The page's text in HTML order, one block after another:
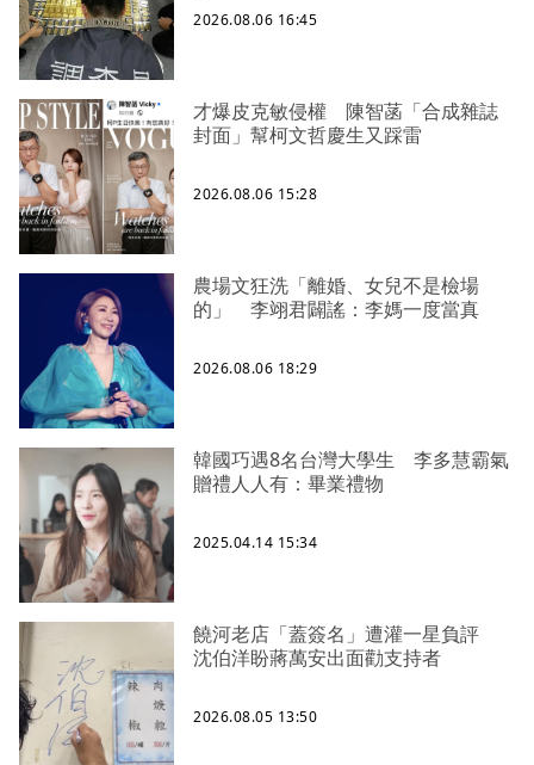
2026.08.06 16:45
才爆皮克敏侵權 陳智菡「合成雜誌
封面」幫柯文哲慶生又踩雷
2026.08.06 15:28
農場文狂洗「離婚、女兒不是檢場
的」 李翊君闢謠：李媽一度當真
2026.08.06 18:29
韓國巧遇8名台灣大學生 李多慧霸氣
贈禮人人有：畢業禮物
2025.04.14 15:34
饒河老店「蓋簽名」遭灌一星負評
沈伯洋盼蔣萬安出面勸支持者
2026.08.05 13:50